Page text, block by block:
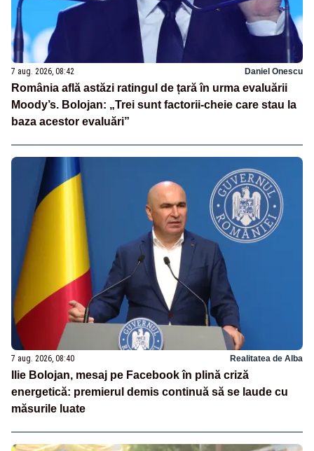
7 aug. 2026, 08:42 Daniel Onescu
România află astăzi ratingul de țară în urma evaluării
Moody’s. Bolojan: „Trei sunt factorii-cheie care stau la
baza acestor evaluări”
7 aug. 2026, 08:40 Realitatea de Alba
Ilie Bolojan, mesaj pe Facebook în plină criză
energetică: premierul demis continuă să se laude cu
măsurile luate